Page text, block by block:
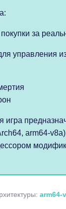
за
управления
arm64-
arm64-